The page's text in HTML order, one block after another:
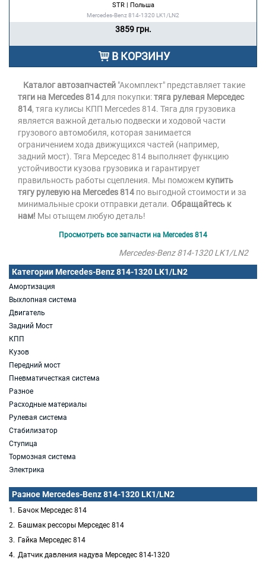
Категории Mercedes-Benz 814-1320 LK1/LN2
Амортизация
Выхлопная система
Двигатель
Задний Мост
КПП
Кузов
Передний мост
Пневматичесткая система
Разное
Расходные материалы
Рулевая система
Стабилизатор
Ступица
Тормозная система
Электрика
Разное Mercedes-Benz 814-1320 LK1/LN2
Бачок Мерседес 814
Башмак рессоры Мерседес 814
Гайка Мерседес 814
Датчик давления надува Мерседес 814-1320
STR | Польша
Mercedes-Benz 814-1320 LK1/LN2
3859 грн.
В КОРЗИНУ
Каталог автозапчастей "Акомплект" представляет такие
тяги на Mercedes 814 для покупки:тяга рулевая Мерседес
814, тяга кулисы КПП Mercedes 814. Тяга для грузовика
является важной деталью подвески и ходовой части
грузового автомобиля, которая занимается
ограничением хода движущихся частей (например,
задний мост). Тяга Мерседес 814 выполняет функцию
устойчивости кузова грузовика и гарантирует
правильность работы сцепления. Мы поможем купить
тягу рулевую на Mercedes 814 по выгодной стоимости и за
минимальные сроки отправки детали. Обращайтесь к
нам! Мы отыщем любую деталь!
Просмотреть все запчасти на Mercedes 814
Mercedes-Benz 814-1320 LK1/LN2